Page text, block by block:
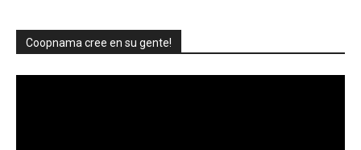
Coopnama cree en su gente!